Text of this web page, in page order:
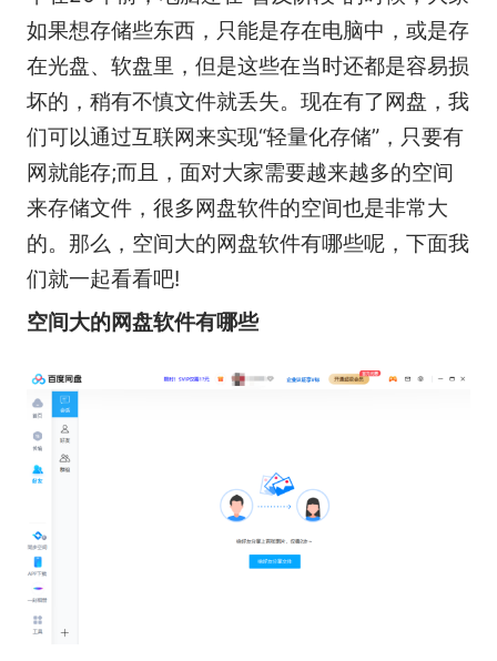
如果想存储些东西，只能是存在电脑中，或是存
在光盘、软盘里，但是这些在当时还都是容易损
坏的，稍有不慎文件就丢失。现在有了网盘，我
们可以通过互联网来实现“轻量化存储”，只要有
网就能存;而且，面对大家需要越来越多的空间
来存储文件，很多网盘软件的空间也是非常大
的。那么，空间大的网盘软件有哪些呢，下面我
们就一起看看吧!
空间大的网盘软件有哪些